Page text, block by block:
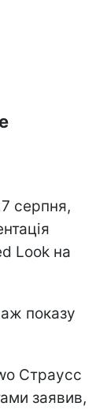
серпня,
Look на
показу
Страусс
заявив,